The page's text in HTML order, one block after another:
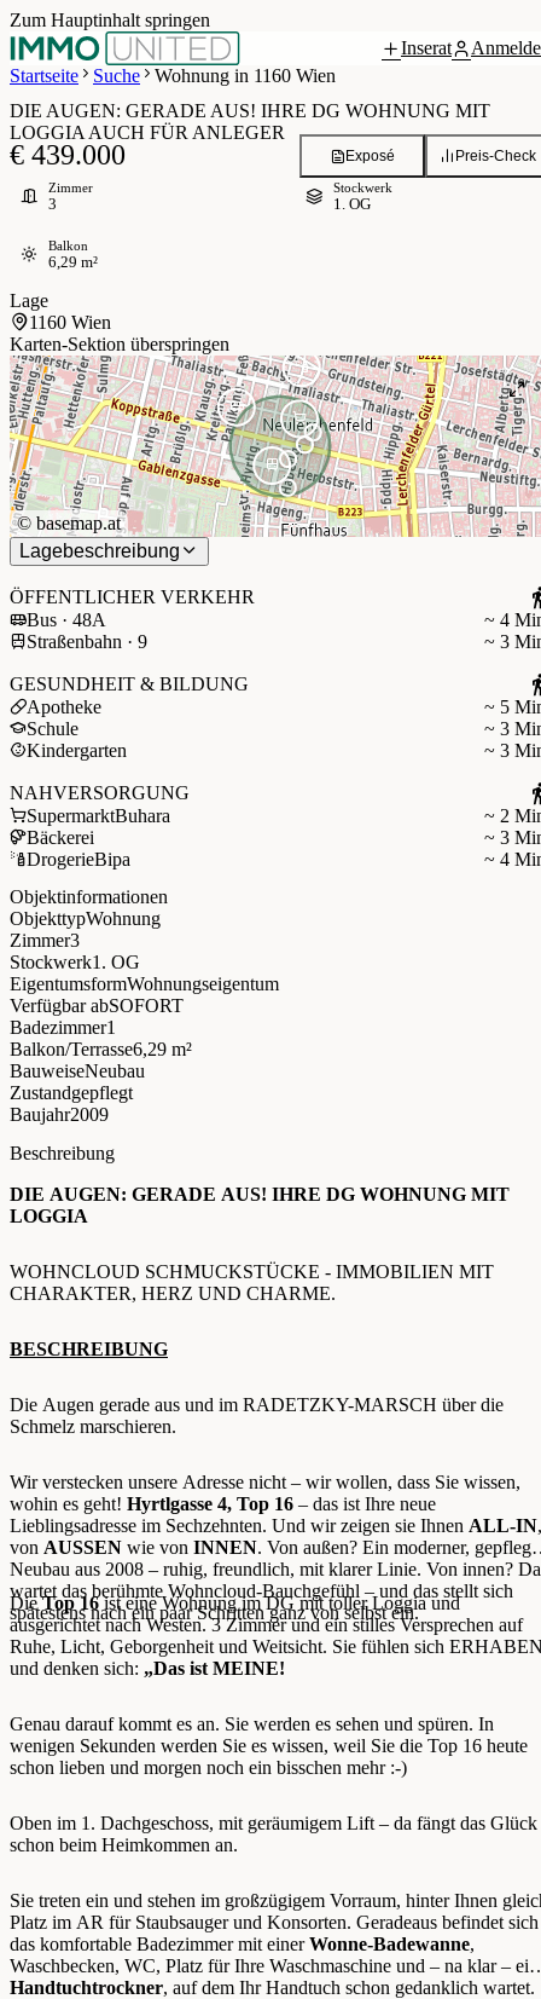
Zum Hauptinhalt springen
Inserat
Startseite
Suche Wohnung in 1160 Wien
Grundriss
DIE AUGEN: GERADE AUS! IHRE DG WOHNUNG MIT
LOGGIA AUCH FÜR ANLEGER
€ 439.000 Preis-Check
Exposé
Zimmer
3
Stockwerk
1. OG
Balkon
6,29 m²
Lage
1160 Wien
Karten-Sektion überspringen
© basemap.at
Lagebeschreibung
ÖFFENTLICHER VERKEHR
Bus · 48A
~ 4
Straßenbahn · 9
~ 3
GESUNDHEIT & BILDUNG
Apotheke
~ 5
Schule
~ 3
Kindergarten
~ 3
NAHVERSORGUNG
SupermarktBuhara
~ 2
Bäckerei
~ 3
DrogerieBipa
~ 4
Objektinformationen
ObjekttypWohnung
Zimmer3
Stockwerk1. OG
EigentumsformWohnungseigentum
Verfügbar abSOFORT
Badezimmer1
Balkon/Terrasse6,29 m²
BauweiseNeubau
Zustandgepflegt
Baujahr2009
Beschreibung
DIE AUGEN: GERADE AUS! IHRE DG WOHNUNG MIT
LOGGIA
WOHNCLOUD SCHMUCKSTÜCKE - IMMOBILIEN MIT
CHARAKTER, HERZ UND CHARME.
BESCHREIBUNG
Die Augen gerade aus und im RADETZKY-MARSCH über die
Schmelz marschieren.
Wir verstecken unsere Adresse nicht – wir wollen, dass Sie wissen,
wohin es geht! Hyrtlgasse 4, Top 16 – das ist Ihre neue
Lieblingsadresse im Sechzehnten. Und wir zeigen sie Ihnen ALL-IN,
von AUSSEN wie von INNEN. Von außen? Ein moderner,
Neubau aus 2008 – ruhig, freundlich, mit klarer Linie. Von innen? Da
wartet das berühmte Wohncloud-Bauchgefühl – und das stellt sich
spätestens nach ein paar Schritten ganz von selbst ein.
DieTop 16ist eine Wohnung im DG mit toller Loggia und
ausgerichtet nach Westen. 3 Zimmer und ein stilles Versprechen auf
Ruhe, Licht, Geborgenheit und Weitsicht. Sie fühlen sich
und denken sich: „Das ist MEINE!
Genau darauf kommt es an. Sie werden es sehen und spüren. In
wenigen Sekunden werden Sie es wissen, weil Sie die Top 16 heute
schon lieben und morgen noch ein bisschen mehr :-)
Oben im 1. Dachgeschoss, mit geräumigem Lift – da fängt das Glück
schon beim Heimkommen an.
Sie treten ein und stehen im großzügigem Vorraum, hinter Ihnen
Platz im AR für Staubsauger und Konsorten. Geradeaus befindet sich
das komfortable Badezimmer mit einerWonne-Badewanne,
Waschbecken, WC, Platz für Ihre Waschmaschine und – na klar – ein
Handtuchtrockner, auf dem Ihr Handtuch schon gedanklich wartet.